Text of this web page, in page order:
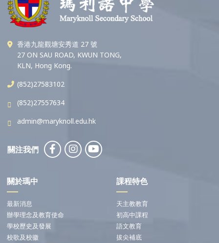
香港九龍觀塘安秀道 27 號
27 ON SAU ROAD, KWUN TONG,
KLN, Hong Kong.
(852)27583102
(852)27557634
admin@maryknoll.edu.hk
關注我們
關於瑪中
最新消息
辦學理念及教育使命
學校歷史及發展
校歌及校徽
課程特色
天主教教育
初高中課程
語文教育
拔尖補底